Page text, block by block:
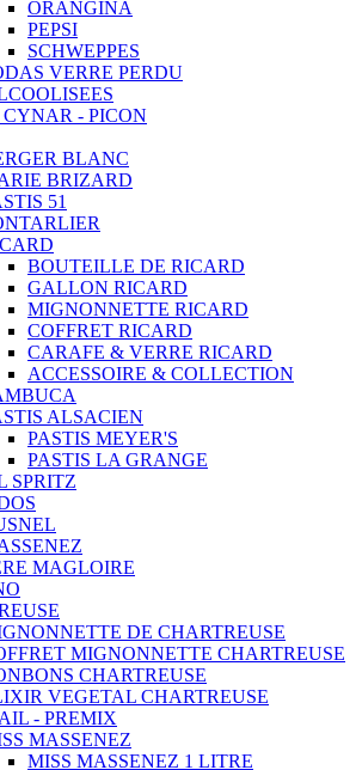
ORANGINA
PEPSI
SCHWEPPES
VERRE PERDU
- PICON
BLANC
BRIZARD
51
BOUTEILLE DE RICARD
GALLON RICARD
MIGNONNETTE RICARD
COFFRET RICARD
CARAFE & VERRE RICARD
ACCESSOIRE & COLLECTION
ALSACIEN
PASTIS MEYER'S
PASTIS LA GRANGE
SPRITZ
MAGLOIRE
DE CHARTREUSE
MIGNONNETTE CHARTREUSE
CHARTREUSE
VEGETAL CHARTREUSE
- PREMIX
MASSENEZ
MISS MASSENEZ 1 LITRE